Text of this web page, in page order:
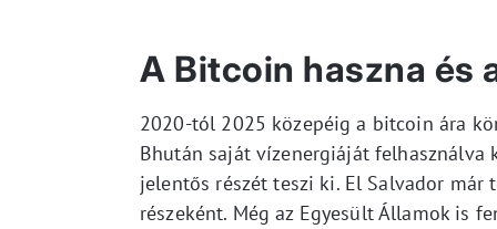
A Bitcoin haszna és
2020-tól 2025 közepéig a bitcoin ára
Bhután saját vízenergiáját
jelentős részét teszi ki. El Salvador
részeként. Még az Egyesült Államok is